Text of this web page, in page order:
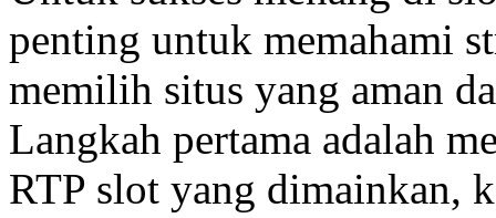
penting untuk memahami
memilih situs yang aman
Langkah pertama adalah
RTP slot yang dimainkan,